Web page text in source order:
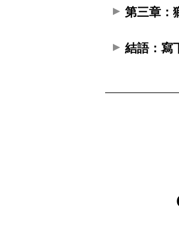
第三章：
結語：寫